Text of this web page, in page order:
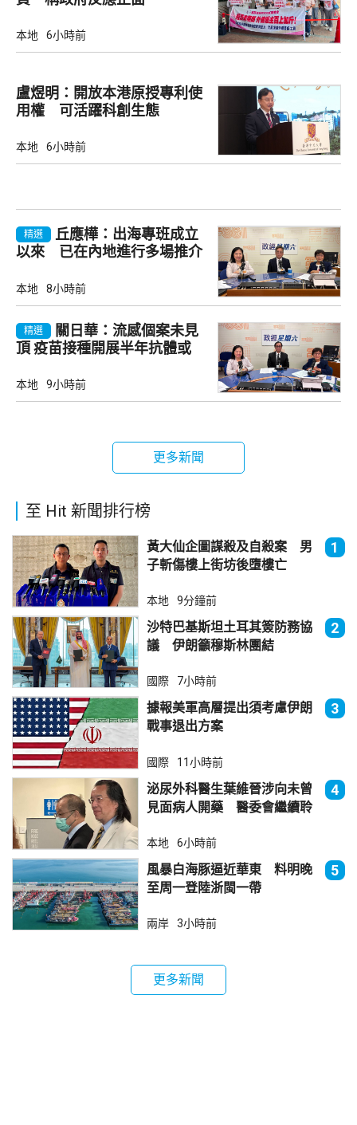
本地 6小時前
盧煜明：開放本港原授專利使
用權 可活躍科創生態
本地 6小時前
精選
丘應樺：出海專班成立
以來 已在內地進行多場推介
本地 8小時前
精選
關日華：流感個案未見
頂 疫苗接種開展半年抗體或
本地 9小時前
更多新聞
至 Hit 新聞排行榜
黃大仙企圖謀殺及自殺案 男
子斬傷樓上街坊後墮樓亡
1
本地 9分鐘前
沙特巴基斯坦土耳其簽防務協
議 伊朗籲穆斯林團結
2
國際 7小時前
據報美軍高層提出須考慮伊朗
戰事退出方案
3
國際 11小時前
泌尿外科醫生葉維晉涉向未曾
見面病人開藥 醫委會繼續聆
4
本地 6小時前
風暴白海豚逼近華東 料明晚
至周一登陸浙閩一帶
5
兩岸 3小時前
更多新聞